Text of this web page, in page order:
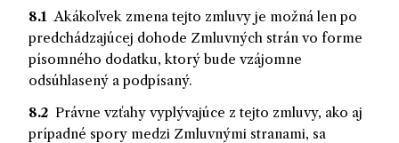
8.1 Akákoľvek zmena tejto zmluvy je možná len po
predchádzajúcej dohode Zmluvných strán vo forme
písomného dodatku, ktorý bude vzájomne
odsúhlasený a podpísaný.
8.2 Právne vzťahy vyplývajúce z tejto zmluvy, ako aj
prípadné spory medzi Zmluvnými stranami, sa